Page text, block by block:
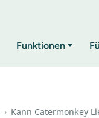
Funktionen
› Kann Catermonkey